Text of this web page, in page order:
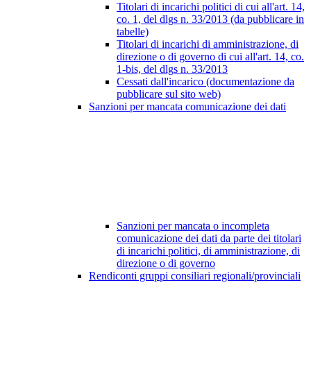
Titolari di incarichi politici di cui all'art. 14,
co. 1, del dlgs n. 33/2013 (da pubblicare in
tabelle)
Titolari di incarichi di amministrazione, di
direzione o di governo di cui all'art. 14, co.
1-bis, del dlgs n. 33/2013
Cessati dall'incarico (documentazione da
pubblicare sul sito web)
Sanzioni per mancata comunicazione dei dati
Sanzioni per mancata o incompleta
comunicazione dei dati da parte dei titolari
di incarichi politici, di amministrazione, di
direzione o di governo
Rendiconti gruppi consiliari regionali/provinciali